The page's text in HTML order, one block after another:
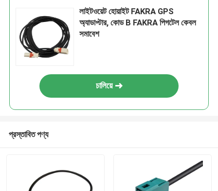
লাইটওয়েট হোয়াইট FAKRA GPS
অ্যাডাপ্টার, কোড B FAKRA পিগটেল কেবল
সমাবেশ
চালিয়ে
প্রস্তাবিত পণ্য